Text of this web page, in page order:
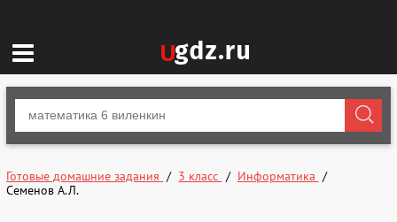
Готовые домашние задания 3 класс
Информатика
Семенов А.Л.